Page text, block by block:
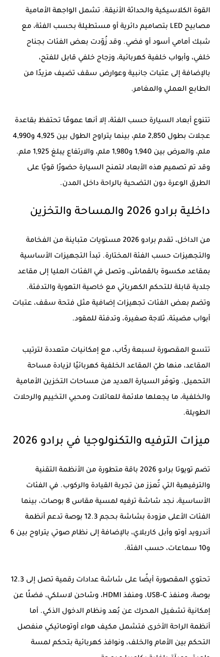
القوة الكلاسيكية والحداثة الأنيقة. تشمل الواجهة الأمامية
مصابيح LED بتصاميم دائرية أو مستطيلة بحسب الفئة، مع
شبك أمامي أسود أو فضي. وقد زُوّدت بعض الفئات بجناح
خلفي، وأبواب خلفية كهربائية، وزجاج خلفي قابل للفتح،
بالإضافة إلى عتبات جانبية وعوارض سقف تضيف مزيدًا من
الطابع العملي والمغامر.
تتنوع أبعاد السيارة حسب الفئة، إلا أنها عمومًا تحتفظ بقاعدة
عجلات بطول 2,850 ملم، بينما يتراوح الطول بين 4,925 و4,990
ملم، والعرض بين 1,940 و1,980 ملم، والارتفاع يبلغ 1,925 ملم.
وقد تم تصميم هذه الأبعاد لتمنح السيارة حضورًا قويًا على
الطرق الوعرة دون التضحية بالراحة داخل المدن.
داخلية برادو 2026 والمساحة والتخزين
من الداخل، تقدم برادو 2026 مستويات متباينة من الفخامة
والتجهيزات حسب الفئة المختارة. تبدأ التجهيزات الأساسية
بمقاعد مكسوة بالقماش، وتصل في الفئات العليا إلى مقاعد
جلدية قابلة للتحكم الكهربائي مع خاصية التهوية والتدفئة.
وتضم بعض الفئات تجهيزات إضافية مثل فتحة سقف، عتبات
أبواب مضيئة، ثلاجة صغيرة، وتدفئة للمقود.
تتسع المقصورة لسبعة ركّاب، مع إمكانيات متعددة لترتيب
المقاعد، منها طيّ المقاعد الخلفية كهربائيًا لزيادة مساحة
التحميل. وتوفّر السيارة العديد من مساحات التخزين الأمامية
والخلفية، ما يجعلها ملائمة للعائلات ومحبي التخييم والرحلات
الطويلة.
ميزات الترفيه والتكنولوجيا في برادو 2026
تضم تويوتا برادو 2026 باقة متطورة من الأنظمة التقنية
والترفيهية التي تُعزز من تجربة القيادة والركوب. في الفئات
الأساسية، نجد شاشة ترفيه لمسية مقاس 8 بوصات، بينما
الفئات الأعلى مزودة بشاشة بحجم 12.3 بوصة تدعم أنظمة
أندرويد أوتو وأبل كاربلاي، بالإضافة إلى نظام صوتي يتراوح بين 6
و10 سماعات، حسب الفئة.
تحتوي المقصورة أيضًا على شاشة عدادات رقمية تصل إلى 12.3
بوصة، ومنفذ USB-C، ومنفذ HDMI، وشاحن لاسلكي، فضلًا عن
إمكانية تشغيل المحرك عن بُعد ونظام الدخول الذكي. أما
أنظمة الراحة الأخرى فتشمل مكيف هواء أوتوماتيكي منفصل
التحكم بين الأمام والخلف، ونوافذ كهربائية بتحكم لمسة